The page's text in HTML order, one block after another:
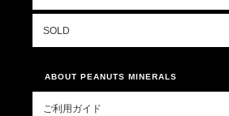
SOLD
ABOUT PEANUTS MINERALS
ご利用ガイド